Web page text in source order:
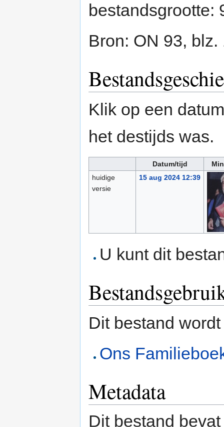
bestandsgrootte:
Bron: ON 93, blz.
Klik op een
het destijds was.
Datum/tijd
huidige
versie
15 aug 2024 12:39
U kunt dit
Dit bestand
Ons
Metadata
Dit bestand